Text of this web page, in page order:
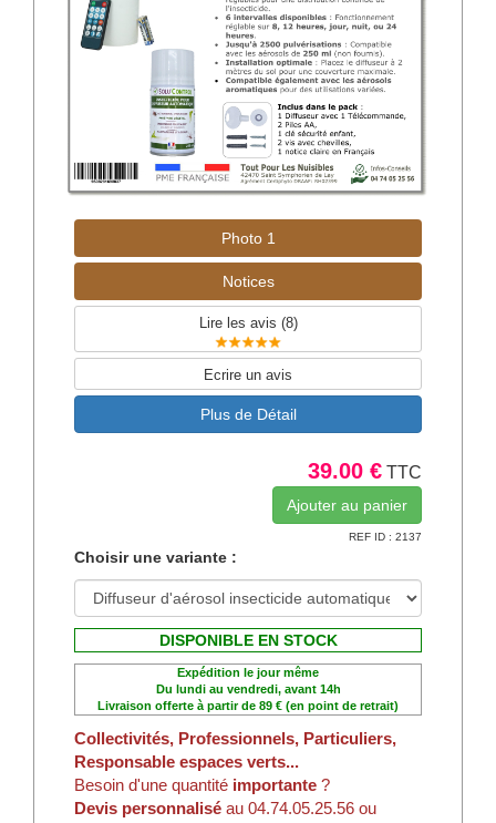
Photo 1
Notices
Lire les avis (8)
Ecrire un avis
Plus de Détail
39.00 € TTC
REF ID : 2137
Choisir une variante :
DISPONIBLE EN STOCK
Expédition le jour même
Du lundi au vendredi, avant 14h
Livraison offerte à partir de 89 € (en point de retrait)
Collectivités, Professionnels, Particuliers,
Responsable espaces verts...
Besoin d'une quantité importante ?
Devis personnalisé au 04.74.05.25.56 ou